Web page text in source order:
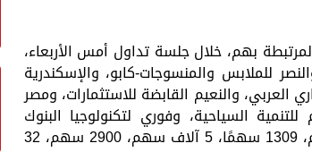
بهم، خلال جلسة تداول أمس الأربعاء،
للملابس والمنسوجات-كابو، والإسكندرية
العربي، والنعيم القابضة للاستثمارات، ومصر
السياحية، وفوري لتكنولوجيا البنوك
والمدفوعات الإلكترونية عدد 58.8 مليون سهم، 235 ألف سهم، 1309 سهمًا، 5 آلاف سهم، 2900 سهم، 32